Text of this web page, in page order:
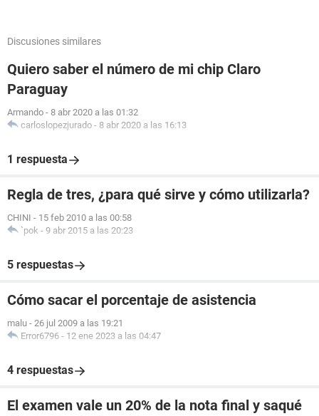
Discusiones similares
Quiero saber el número de mi chip Claro
Paraguay
Armando - 8 abr 2020 a las 01:32
carloslopezjurado - 8 abr 2020 a las 16:13
1 respuesta
Regla de tres, ¿para qué sirve y cómo utilizarla?
CHINI - 15 feb 2010 a las 00:58
`pok - 9 abr 2015 a las 20:23
5 respuestas
Cómo sacar el porcentaje de asistencia
malu - 26 jul 2009 a las 19:21
Error6796 - 12 ene 2023 a las 04:47
4 respuestas
El examen vale un 20% de la nota final y saqué